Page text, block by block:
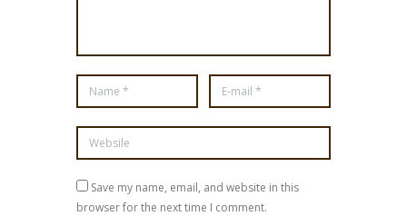
Save my name, email, and website in this
browser for the next time I comment.